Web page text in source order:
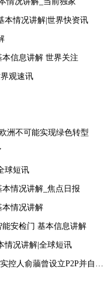
本情况讲解|世界快资讯
信息讲解 世界关注
观速讯
洲不可能实现绿色转型
球短讯
情况讲解_焦点日报
本情况讲解
安检门 基本信息讲解
情况讲解|全球短讯
蘠曾设立P2P并自融 天天观察